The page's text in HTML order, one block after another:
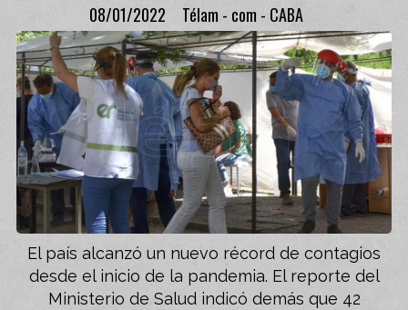
Télam - com - CABA
08/01/2022
El país alcanzó un nuevo récord de contagios
desde el inicio de la pandemia. El reporte del
Ministerio de Salud indicó demás que 42